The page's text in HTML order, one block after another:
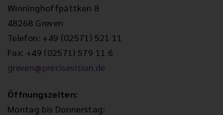
Winninghoffpättken 8
48268 Greven
Telefon: +49 (02571) 521 11
Fax: +49 (02571) 579 11 6
greven@precisevision.de
Öffnungszeiten:
Montag bis Donnerstag: